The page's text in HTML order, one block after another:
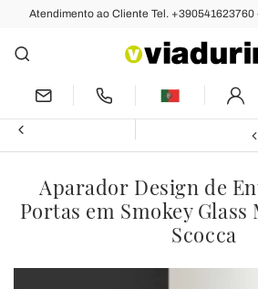
Atendimento ao Cliente Tel.
Aparador Design de
Portas em Smokey
Scocca